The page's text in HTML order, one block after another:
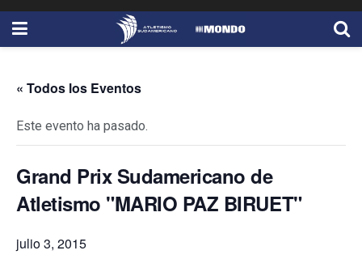
« Todos los Eventos
Este evento ha pasado.
Grand Prix Sudamericano de
Atletismo "MARIO PAZ BIRUET"
julio 3, 2015